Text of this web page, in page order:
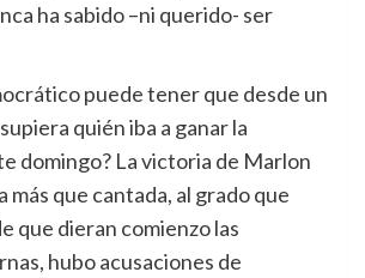
ha sabido –ni querido- ser
puede tener que desde un
quién iba a ganar la
domingo? La victoria de Marlon
más que cantada, al grado que
que dieran comienzo las
hubo acusaciones de